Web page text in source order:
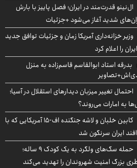
ال‌نینو قدرت‌مند در ایران؛ فصل پاییز با بارش
شدید آغاز می‌شود +جزئیات
وزیر خزانه‌داری آمریکا زمان و جزئیات توافق جدید
را اعلام کرد
بدرقه استاد ابوالقاسم قاسم‌زاده به منزل
احتمال تغییر میزبان دیدارهای استقلال در آسیا؛
به امارات می‌روند؟
کابین خلبان و لاشه جنگنده اف-۱۵ آمریکایی که با
ایران سرنگون شد
حمله سگ‌های ولگرد به یک کودک ۹ ساله؛
بزرگ امنیت شهروندان را تهدید می‌کند